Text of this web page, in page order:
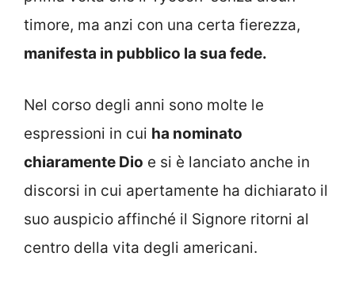
timore, ma anzi con una certa fierezza,
manifesta in pubblico la sua fede.
Nel corso degli anni sono molte le
espressioni in cui ha nominato
chiaramente Dio e si è lanciato anche in
discorsi in cui apertamente ha dichiarato il
suo auspicio affinché il Signore ritorni al
centro della vita degli americani.